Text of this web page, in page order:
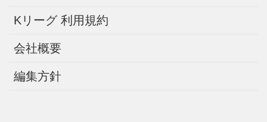
Kリーグ 利用規約
会社概要
編集方針